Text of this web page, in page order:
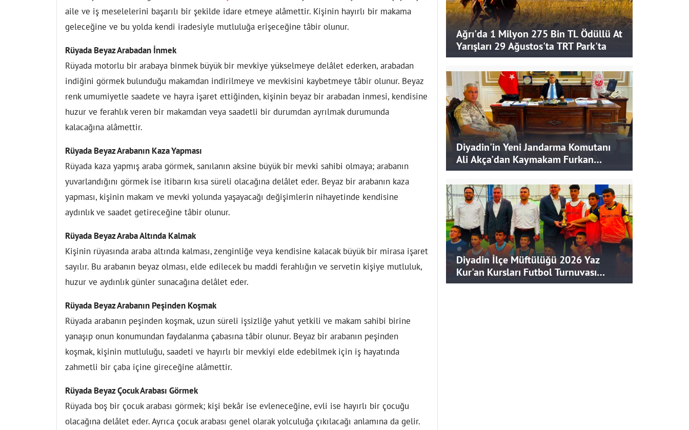
aile ve iş meselelerini başarılı bir şekilde idare etmeye alâmettir. Kişinin hayırlı bir makama
geleceğine ve bu yolda kendi iradesiyle mutluluğa erişeceğine tâbir olunur.
Rüyada Beyaz Arabadan İnmek
Rüyada motorlu bir arabaya binmek büyük bir mevkiye yükselmeye delâlet ederken, arabadan
indiğini görmek bulunduğu makamdan indirilmeye ve mevkisini kaybetmeye tâbir olunur. Beyaz
renk umumiyetle saadete ve hayra işaret ettiğinden, kişinin beyaz bir arabadan inmesi, kendisine
huzur ve ferahlık veren bir makamdan veya saadetli bir durumdan ayrılmak durumunda
kalacağına alâmettir.
Rüyada Beyaz Arabanın Kaza Yapması
Rüyada kaza yapmış araba görmek, sanılanın aksine büyük bir mevki sahibi olmaya; arabanın
yuvarlandığını görmek ise itibarın kısa süreli olacağına delâlet eder. Beyaz bir arabanın kaza
yapması, kişinin makam ve mevki yolunda yaşayacağı değişimlerin nihayetinde kendisine
aydınlık ve saadet getireceğine tâbir olunur.
Rüyada Beyaz Araba Altında Kalmak
Kişinin rüyasında araba altında kalması, zenginliğe veya kendisine kalacak büyük bir mirasa işaret
sayılır. Bu arabanın beyaz olması, elde edilecek bu maddi ferahlığın ve servetin kişiye mutluluk,
huzur ve aydınlık günler sunacağına delâlet eder.
Rüyada Beyaz Arabanın Peşinden Koşmak
Rüyada arabanın peşinden koşmak, uzun süreli işsizliğe yahut yetkili ve makam sahibi birine
yanaşıp onun konumundan faydalanma çabasına tâbir olunur. Beyaz bir arabanın peşinden
koşmak, kişinin mutluluğu, saadeti ve hayırlı bir mevkiyi elde edebilmek için iş hayatında
zahmetli bir çaba içine gireceğine alâmettir.
Rüyada Beyaz Çocuk Arabası Görmek
Rüyada boş bir çocuk arabası görmek; kişi bekâr ise evleneceğine, evli ise hayırlı bir çocuğu
olacağına delâlet eder. Ayrıca çocuk arabası genel olarak yolculuğa çıkılacağı anlamına da gelir.
Ağrı'da 1 Milyon 275 Bin TL Ödüllü At
Yarışları 29 Ağustos'ta TRT Park'ta
Diyadin'in Yeni Jandarma Komutanı
Ali Akça'dan Kaymakam Furkan
Korkusuz'a Ziyaret
Diyadin İlçe Müftülüğü 2026 Yaz
Kur'an Kursları Futbol Turnuvası
Tamamlandı